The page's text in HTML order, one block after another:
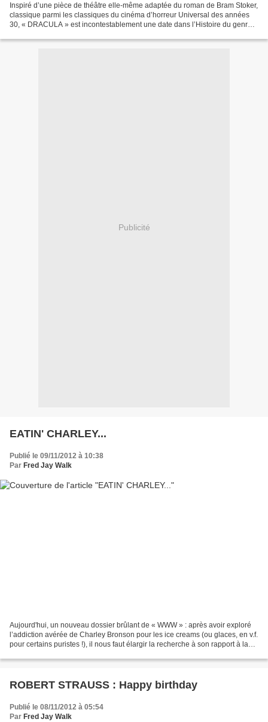
Inspiré d’une pièce de théâtre elle-même adaptée du roman de Bram Stoker,
classique parmi les classiques du cinéma d’horreur Universal des années
30, « DRACULA » est incontestablement une date dans l’Histoire du genre.
Publicité
EATIN' CHARLEY...
Publié le 09/11/2012 à 10:38
Par Fred Jay Walk
Aujourd'hui, un nouveau dossier brûlant de « WWW » : après avoir exploré
l’addiction avérée de Charley Bronson pour les ice creams (ou glaces, en v.f.
pour certains puristes !), il nous faut élargir la recherche à son rapport à la
ROBERT STRAUSS : Happy birthday
Publié le 08/11/2012 à 05:54
Par Fred Jay Walk